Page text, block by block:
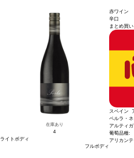
あるミシェル・ロランが、アラエックス・グラン
ガラレタと協力し、スペインの最高のテロワール
とに合意し、スタートしました。フランスとスペ
が造るクラシックかつ国際的なワインスタイルと
ン・ファインワインズのワインに象徴されるモダ
EC担当Oの感想：良い意味で「スペイン・プリオ
た、至極の1本です。複雑な香りと滑らかで奥行き
して飲みたい日にぜひあけてみてください。生産
える味わいだよ！と言われたイチオシです。濃厚
赤肉、シチュー、ジビエ、ハードチーズ、青
葡萄品種 カリニャン 62%、ガル
ロジェクトは2010年、フランスの著名なワインメ
あるミシェル・ロランが、アラエックス・グラン
ガラレタと協力し、スペインの最高のテロワール
とに合意し、スタートしました。フランスとスペ
が造るクラシックかつ国際的なワインスタイルと
ン・ファインワインズのワインに象徴されるモダ
EC担当Oの感想：良い意味で「スペイン・プリオ
た、至極の1本です。複雑な香りと滑らかで奥行
して飲みたい日にぜひあけてみてください。生産
える味わいだよ！と言われたイチオシです。濃厚
在庫あり
4
ライトボディ
フルボディ
赤ワイン
辛口
まとめ買い
スペイン
ペルラ・
アルティ
葡萄品種:
アリカン